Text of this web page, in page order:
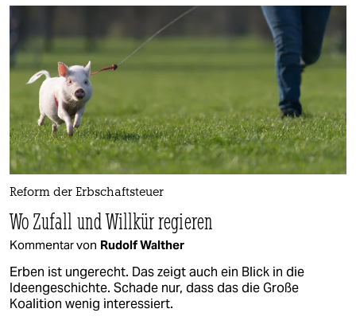
Reform der Erbschaftsteuer
Wo Zufall und Willkür regieren
Kommentar von Rudolf Walther
Erben ist ungerecht. Das zeigt auch ein Blick in die
Ideengeschichte. Schade nur, dass das die Große
Koalition wenig interessiert.